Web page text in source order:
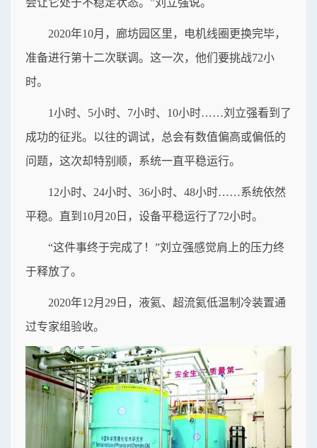
会让它处于不稳定状态。”刘立强说。
2020年10月，廊坊园区里，电机线圈更换完毕，
准备进行第十二次联调。这一次，他们要挑战72小
时。
1小时、5小时、7小时、10小时……刘立强看到了
成功的征兆。以往的调试，总会有数值偏高或偏低的
问题，这次却特别顺，系统一直平稳运行。
12小时、24小时、36小时、48小时……系统依然
平稳。直到10月20日，设备平稳运行了72小时。
“这件事终于完成了！”刘立强感觉肩上的压力终
于释放了。
2020年12月29日，液氦、超流氦低温制冷装置通
过专家组验收。